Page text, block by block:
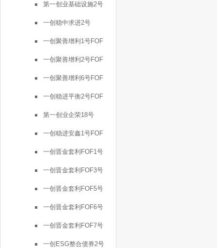
第一创业基础设施2号
一创稳中求进2号
一创聚善增利1号FOF
一创聚善增利2号FOF
一创聚善增利6号FOF
一创稳进平衡2号FOF
第一创业企荣18号
一创稳进安鑫1号FOF
一创晋金套利FOF1号
一创晋金套利FOF3号
一创晋金套利FOF5号
一创晋金套利FOF6号
一创晋金套利FOF7号
一创ESG整合债券2号